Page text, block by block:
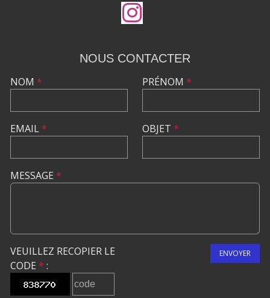
NOUS CONTACTER
NOM *
EMAIL*
PRÉNOM *
OBJET *
MESSAGE *
VEUILLEZ RECOPIER LE
CODE * :
ENVOYER